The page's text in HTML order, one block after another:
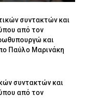
συντακτών και
από τον
και
Παύλο Μαρινάκη
συντακτών και
από τον